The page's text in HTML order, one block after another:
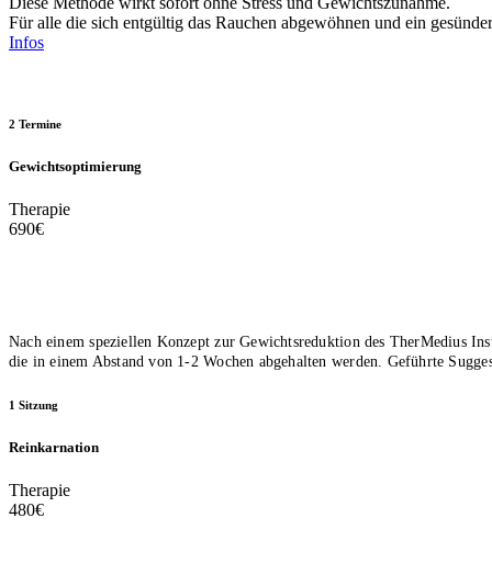
Für alle die sich entgültig das Rauchen abgewöhnen und ein
Infos
2 Termine
Gewichtsoptimierung
Therapie
690€
Nach einem speziellen Konzept zurGewichtsreduktion des TherMedius
die in einem Abstand von 1-2 Wochen abgehalten werden. Geführte
1 Sitzung
Reinkarnation
Therapie
480€